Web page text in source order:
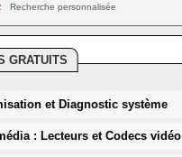
Recherche personnalisée
GRATUITS
et Diagnostic système
: Lecteurs et Codecs vidéo